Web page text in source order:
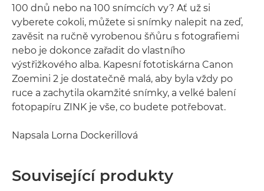
100 dnů nebo na 100 snímcích vy? Ať už si
vyberete cokoli, můžete si snímky nalepit na zeď,
zavěsit na ručně vyrobenou šňůru s fotografiemi
nebo je dokonce zařadit do vlastního
výstřižkového alba. Kapesní fototiskárna Canon
Zoemini 2 je dostatečně malá, aby byla vždy po
ruce a zachytila okamžité snímky, a velké balení
fotopapíru ZINK je vše, co budete potřebovat.
Napsala Lorna Dockerillová
Související produkty